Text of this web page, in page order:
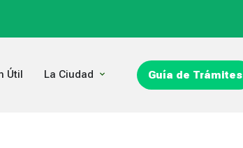
Útil La Ciudad Open La CiudadGuía de Trámites